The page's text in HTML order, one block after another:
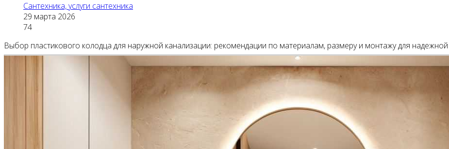
Сантехника, услуги сантехника
29 марта 2026
74
Выбор пластикового колодца для наружной канализации: рекомендации по материалам, размеру и монтажу для